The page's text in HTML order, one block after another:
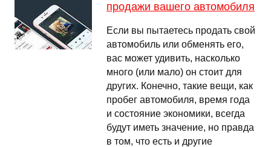
продажи вашего автомобиля
Если вы пытаетесь продать свой
автомобиль или обменять его,
вас может удивить, насколько
много (или мало) он стоит для
других. Конечно, такие вещи, как
пробег автомобиля, время года
и состояние экономики, всегда
будут иметь значение, но правда
в том, что есть и другие